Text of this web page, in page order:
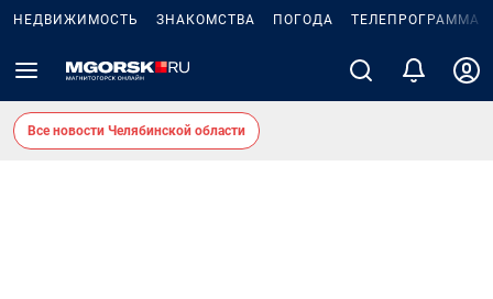
НЕДВИЖИМОСТЬ ЗНАКОМСТВА ПОГОДА ТЕЛЕПРОГРАММА
Все новости Челябинской области